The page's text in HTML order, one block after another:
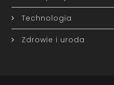
Technologia
Zdrowie i uroda